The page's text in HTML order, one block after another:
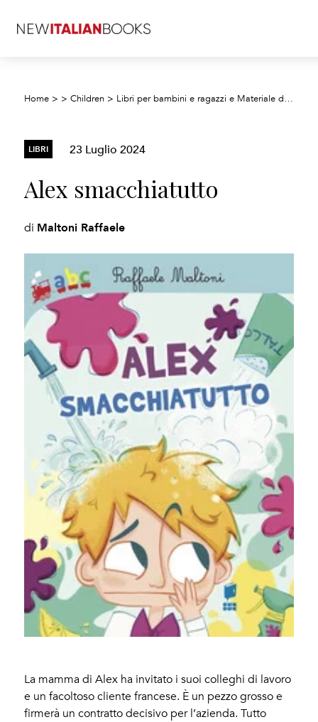
Home > >Children > Libri per bambini e ragazzi e Materiale didattico
LIBRI 23 Luglio 2024
Alex smacchiatutto
di Maltoni Raffaele
La mamma di Alex ha invitato i suoi colleghi di lavoro
e un facoltoso cliente francese. È un pezzo grosso e
firmerà un contratto decisivo per l’azienda. Tutto